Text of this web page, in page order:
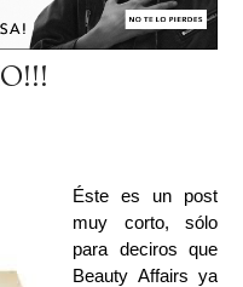
Éste es un post
muy corto, sólo
para deciros que
Beauty Affairs ya